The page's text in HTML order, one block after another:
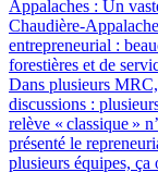
Appalaches : Un
Chaudière-
entrepreneurial :
forestières et de
Dans plusieurs
discussions :
relève « classique »
présenté le
plusieurs équipes, ça